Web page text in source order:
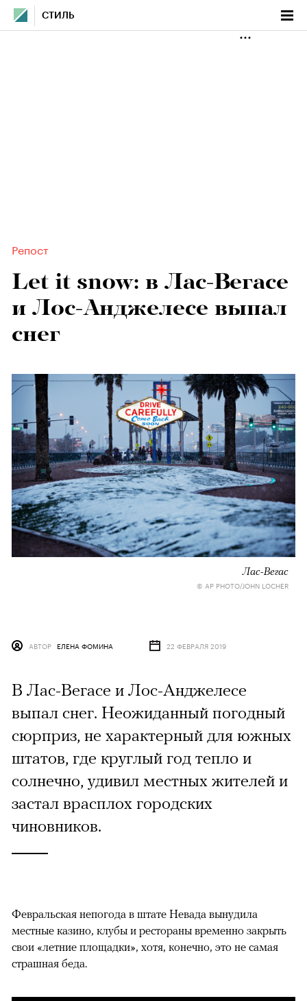
СТИЛЬ
Репост
Let it snow: в Лас-Вегасе
и Лос-Анджелесе выпал
снег
Лас-Вегас
© AP PHOTO/JOHN LOCHER
АВТОР ЕЛЕНА ФОМИНА 22 ФЕВРАЛЯ 2019
В Лас-Вегасе и Лос-Анджелесе
выпал снег. Неожиданный погодный
сюрприз, не характерный для южных
штатов, где круглый год тепло и
солнечно, удивил местных жителей и
застал врасплох городских
чиновников.
Февральская непогода в штате Невада вынудила
местные казино, клубы и рестораны временно закрыть
свои «летние площадки», хотя, конечно, это не самая
страшная беда.